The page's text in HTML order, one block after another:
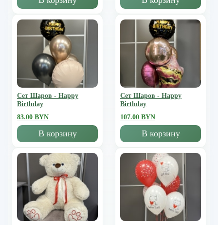
Сет Шаров - Happy
Birthday
83.00 BYN
В корзину
Сет Шаров - Happy
Birthday
107.00 BYN
В корзину